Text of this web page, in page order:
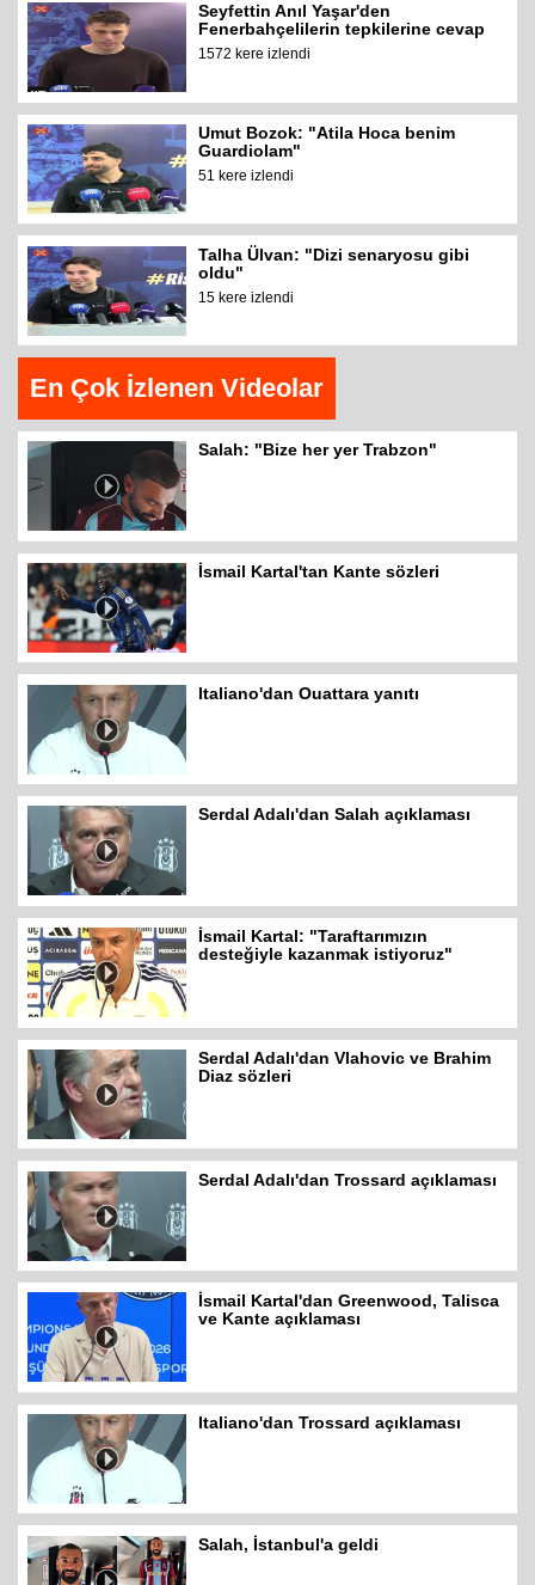
Seyfettin Anıl Yaşar'den
Fenerbahçelilerin tepkilerine cevap
1572 kere izlendi
Umut Bozok: "Atila Hoca benim
Guardiolam"
51 kere izlendi
Talha Ülvan: "Dizi senaryosu gibi
oldu"
15 kere izlendi
En Çok İzlenen Videolar
Salah: "Bize her yer Trabzon"
İsmail Kartal'tan Kante sözleri
Italiano'dan Ouattara yanıtı
Serdal Adalı'dan Salah açıklaması
İsmail Kartal: "Taraftarımızın
desteğiyle kazanmak istiyoruz"
Serdal Adalı'dan Vlahovic ve Brahim
Diaz sözleri
Serdal Adalı'dan Trossard açıklaması
İsmail Kartal'dan Greenwood, Talisca
ve Kante açıklaması
Italiano'dan Trossard açıklaması
Salah, İstanbul'a geldi